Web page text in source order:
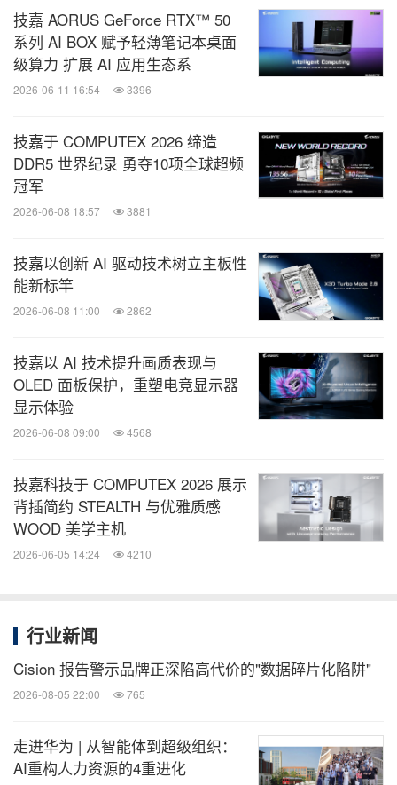
技嘉 AORUS GeForce RTX™ 50
系列 AI BOX 赋予轻薄笔记本桌面
级算力 扩展 AI 应用生态系
2026-06-11 16:54 3396
技嘉于 COMPUTEX 2026 缔造
DDR5 世界纪录 勇夺10项全球超频
冠军
2026-06-08 18:57 3881
技嘉以创新 AI 驱动技术树立主板性
能新标竿
2026-06-08 11:00 2862
技嘉以 AI 技术提升画质表现与
OLED 面板保护，重塑电竞显示器
显示体验
2026-06-08 09:00 4568
技嘉科技于 COMPUTEX 2026 展示
背插简约 STEALTH 与优雅质感
WOOD 美学主机
2026-06-05 14:24 4210
行业新闻
Cision 报告警示品牌正深陷高代价的"数据碎片化陷阱"
2026-08-05 22:00 765
走进华为 | 从智能体到超级组织：
AI重构人力资源的4重进化